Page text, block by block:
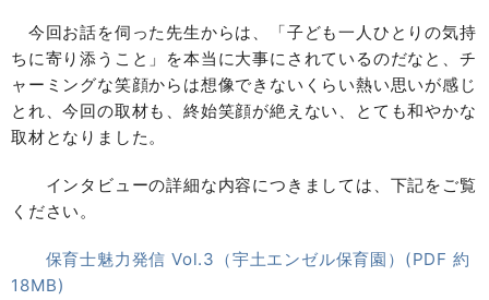
今回お話を伺った先生からは、「子ども一人ひとりの気持
ちに寄り添うこと」を本当に大事にされているのだなと、チ
ャーミングな笑顔からは想像できないくらい熱い思いが感じ
とれ、今回の取材も、終始笑顔が絶えない、とても和やかな
取材となりました。
インタビューの詳細な内容につきましては、下記をご覧
ください。
保育士魅力発信 Vol.3（宇土エンゼル保育園）(PDF 約
18MB)